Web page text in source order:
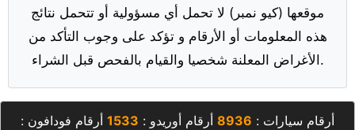
موقعها (كيو نمبر) لا تحمل أي مسؤولية أو تتحمل نتائج
هذه المعلومات أو الأرقام و تؤكد على وجوب التأكد من
الأغراض المعلنة شخصيا والقيام بالفحص قبل الشراء.
أرقام سيارات : 8936 أرقام أوريدو : 1533 أرقام فودافون :